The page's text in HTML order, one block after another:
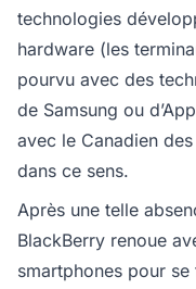
technologies
hardware (les
pourvu avec des
de Samsung ou
avec le Canadien
dans ce sens.
Après une telle
BlackBerry renoue
smartphones pour